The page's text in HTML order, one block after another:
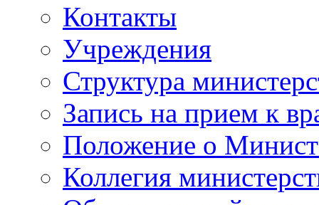
Контакты
Учреждения
Структура
Запись на прием к
Положение о
Коллегия